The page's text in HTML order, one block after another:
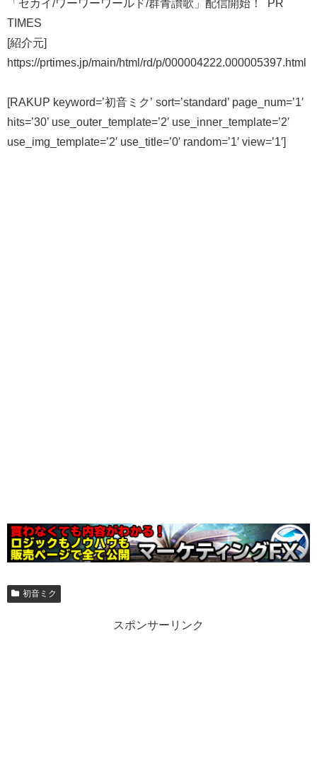
「セカイ/ワーワーワールド/群青讃歌」配信開始！ PR
TIMES
[紹介元]
https://prtimes.jp/main/html/rd/p/000004222.000005397.html
[RAKUP keyword=’初音ミク’ sort=’standard’ page_num=’1′
hits=’30’ use_outer_template=’2′ use_inner_template=’2′
use_img_template=’2′ use_title=’0′ random=’1′ view=’1′]
初音ミク
スポンサーリンク